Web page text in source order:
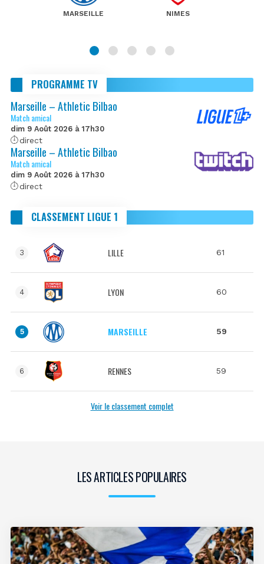
MARSEILLE NIMES
PROGRAMME TV
Marseille – Athletic Bilbao
Match amical
dim 9 Août 2026 à 17h30
direct
Marseille – Athletic Bilbao
Match amical
dim 9 Août 2026 à 17h30
direct
CLASSEMENT LIGUE 1
3 LILLE 61
4 LYON 60
5 MARSEILLE 59
6 RENNES 59
Voir le classement complet
LES ARTICLES POPULAIRES